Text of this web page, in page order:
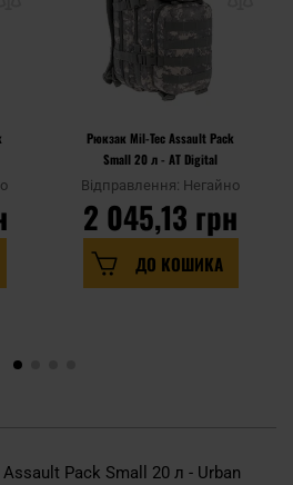
Рюкзак Mil-Tec Assault Pack
Small 20 л - AT Digital
Відправлення: Негайно
2 045,13 грн
ДО КОШИКА
Pack Small 20 л - Urban